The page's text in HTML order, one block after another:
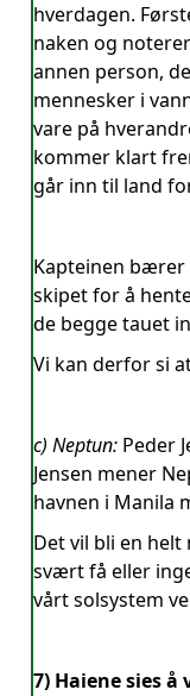
hverdagen.
naken og
annen person,
mennesker i
vare på
kommer klart
går inn til land
Kapteinen bærer
skipet for å
de begge tauet
Vi kan derfor si
c) Neptun: Peder
Jensen mener
havnen i Manila
Det vil bli en
svært få eller
vårt solsystem
7) Haiene sies